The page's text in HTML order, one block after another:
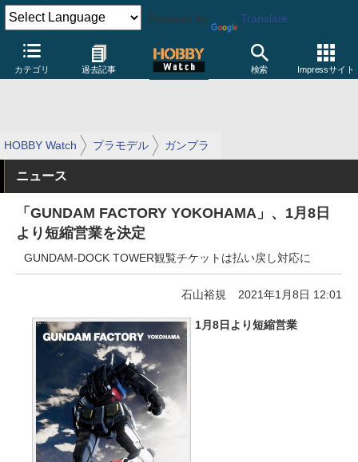
Powered by Translate
カテゴリ 過去記事 検索 Impressサイト
HOBBY Watch プラモデル ガンプラ
ニュース
「GUNDAM FACTORY YOKOHAMA」、1月8日
より短縮営業を決定
GUNDAM-DOCK TOWER観覧チケットは払い戻し対応に
石山裕規 2021年1月8日 12:01
1月8日より短縮営業